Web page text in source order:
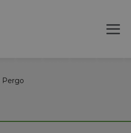
Pergo